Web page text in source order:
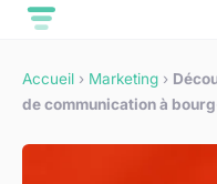
Accueil › Marketing ›
de communication à